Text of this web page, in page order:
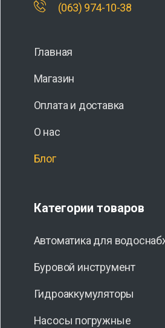
(063) 974-10-38
Главная
Магазин
Оплата и доставка
О нас
Блог
Категории товаров
Автоматика для
Буровой инструмент
Гидроаккумуляторы
Насосы погружные